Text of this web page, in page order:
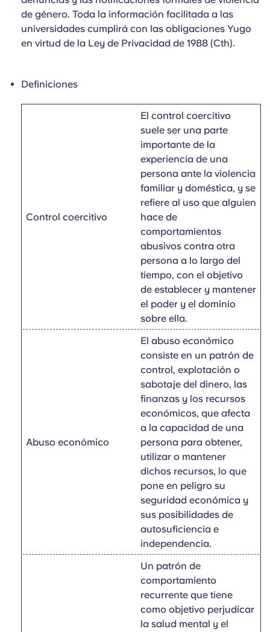
de género. Toda la información facilitada a las
universidades cumplirá con las obligaciones Yugo
en virtud de la Ley de Privacidad de 1988 (Cth).
Definiciones
Control coercitivo
El control coercitivo
suele ser una parte
importante de la
experiencia de una
persona ante la violencia
familiar y doméstica, y se
refiere al uso que alguien
hace de
comportamientos
abusivos contra otra
persona a lo largo del
tiempo, con el objetivo
de establecer y mantener
el poder y el dominio
sobre ella.
Abuso económico
El abuso económico
consiste en un patrón de
control, explotación o
sabotaje del dinero, las
finanzas y los recursos
económicos, que afecta
a la capacidad de una
persona para obtener,
utilizar o mantener
dichos recursos, lo que
pone en peligro su
seguridad económica y
sus posibilidades de
autosuficiencia e
independencia.
Un patrón de
comportamiento
recurrente que tiene
como objetivo perjudicar
la salud mental y el